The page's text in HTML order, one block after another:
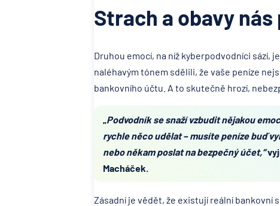
Strach a obavy
Druhou emocí, na níž kyberpodvodníci sází,
naléhavým tónem sdělili, že vaše peníze
bankovního účtu. A to skutečně hrozí,
„Podvodník se snaží vzbudit nějakou
rychle něco udělat – musíte peníze buď
nebo někam poslat na bezpečný účet,“
Macháček.
Zásadní je vědět, že existují reální bankovní